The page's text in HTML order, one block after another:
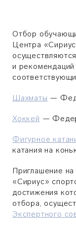
Отбор
Центра
и
Шахматы —
Хоккей —
Фигурное
катания на
Приглашение
«Сириус»
достижения
отбора,
Экспертного